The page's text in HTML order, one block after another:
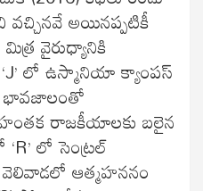
వచ్చినవే అయినప్పటికీ
వైరుధ్యానికి
లో ఉస్మానియా క్యాంపస్
భావజాలంతో
హంతక రాజకీయాలకు బలైన
లో సెంట్రల్
ఆత్మహననం